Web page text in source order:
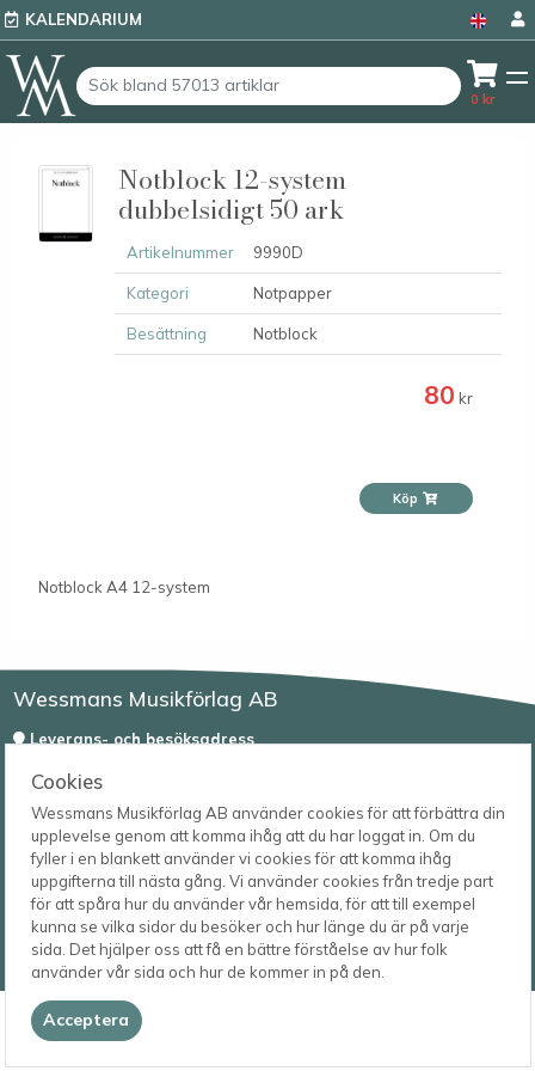
KALENDARIUM
0 kr
Cookies
Wessmans Musikförlag AB använder cookies för att förbättra din
upplevelse genom att komma ihåg att du har loggat in. Om du
fyller i en blankett använder vi cookies för att komma ihåg
uppgifterna till nästa gång. Vi använder cookies från tredje part
för att spåra hur du använder vår hemsida, för att till exempel
kunna se vilka sidor du besöker och hur länge du är på varje
sida. Det hjälper oss att få en bättre förståelse av hur folk
använder vår sida och hur de kommer in på den.
Acceptera
Notblock 12-system
dubbelsidigt 50 ark
Artikelnummer 9990D
Kategori Notpapper
Besättning Notblock
80 kr
Köp
Notblock A4 12-system
Wessmans Musikförlag AB
Leverans- och besöksadress
621 41 VISBY
Postadress
Box 1253
621 23 VISBY
0498-22 61 32
E-post
order@wessmans.com
© 2026
Wessmans Musikförlag AB
2026.4.1.22754